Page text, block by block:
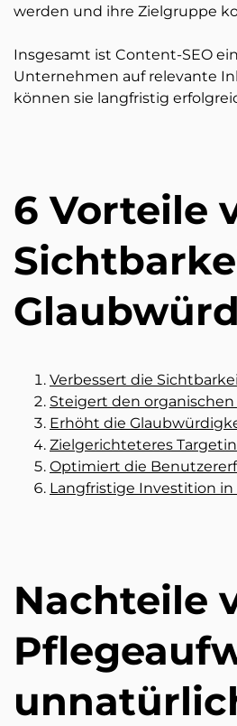
werden und ihre Zielgruppe
Insgesamt ist Content-SEO
Unternehmen auf relevante
können sie langfristig
6 Vorteile
Verbessert die
Steigert den organischen
Erhöht die
Zielgerichteteres
Optimiert die
Langfristige Investition
Nachteile